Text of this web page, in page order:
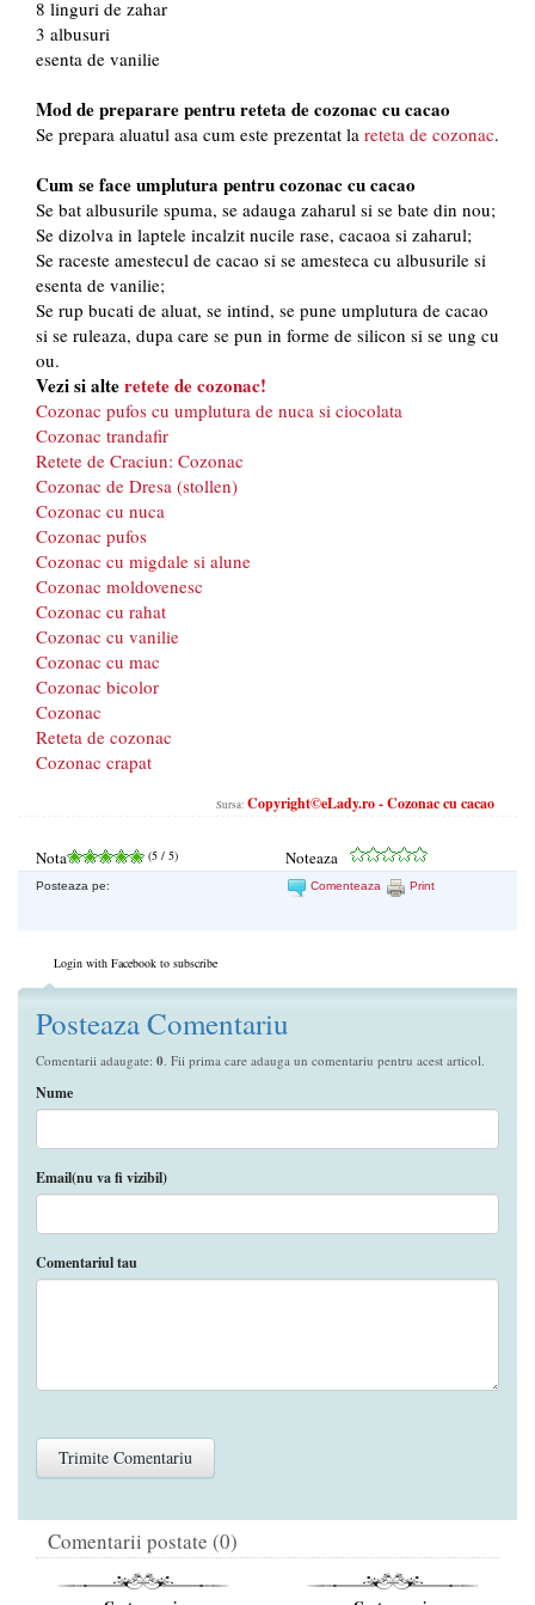
8 linguri de zahar
3 albusuri
esenta de vanilie
Mod de preparare pentru reteta de cozonac cu cacao
Se prepara aluatul asa cum este prezentat la reteta de cozonac.
Cum se face umplutura pentru cozonac cu cacao
Se bat albusurile spuma, se adauga zaharul si se bate din nou;
Se dizolva in laptele incalzit nucile rase, cacaoa si zaharul;
Se raceste amestecul de cacao si se amesteca cu albusurile si
esenta de vanilie;
Se rup bucati de aluat, se intind, se pune umplutura de cacao
si se ruleaza, dupa care se pun in forme de silicon si se ung cu
ou.
Vezi si alteretete de cozonac!
Cozonac pufos cu umplutura de nuca si ciocolata
Cozonac trandafir
Retete de Craciun: Cozonac
Cozonac de Dresa (stollen)
Cozonac cu nuca
Cozonac pufos
Cozonac cu migdale si alune
Cozonac moldovenesc
Cozonac cu rahat
Cozonac cu vanilie
Cozonac cu mac
Cozonac bicolor
Cozonac
Reteta de cozonac
Cozonac crapat
Sursa: Copyright©eLady.ro - Cozonac cu cacao
Nota (5 / 5) Noteaza
Posteaza pe: Comenteaza Print
Login with Facebook to subscribe
Posteaza Comentariu
Comentarii adaugate: 0. Fii prima care adauga un comentariu pentru acest articol.
Nume
Email(nu va fi vizibil)
Comentariul tau
Comentarii postate (0)